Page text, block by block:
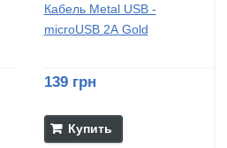
Кабель Metal USB -
microUSB 2А Gold
139 грн
Купить